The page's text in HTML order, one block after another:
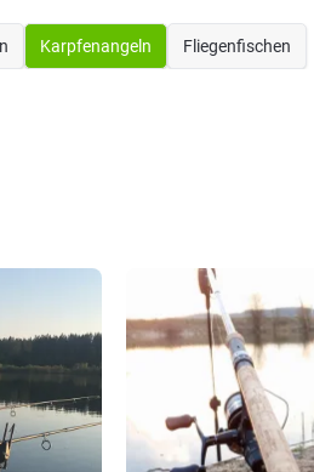
Karpfenangeln Fliegenfischen